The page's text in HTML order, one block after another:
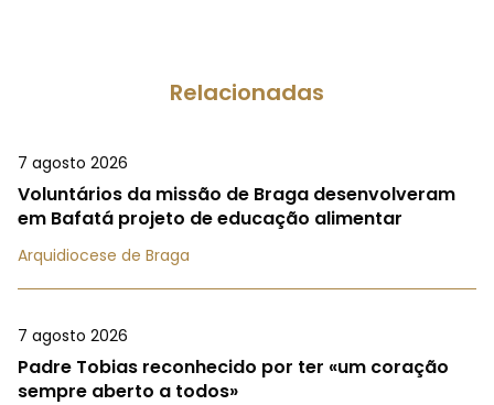
Relacionadas
7 agosto 2026
Voluntários da missão de Braga desenvolveram
em Bafatá projeto de educação alimentar
Arquidiocese de Braga
7 agosto 2026
Padre Tobias reconhecido por ter «um coração
sempre aberto a todos»